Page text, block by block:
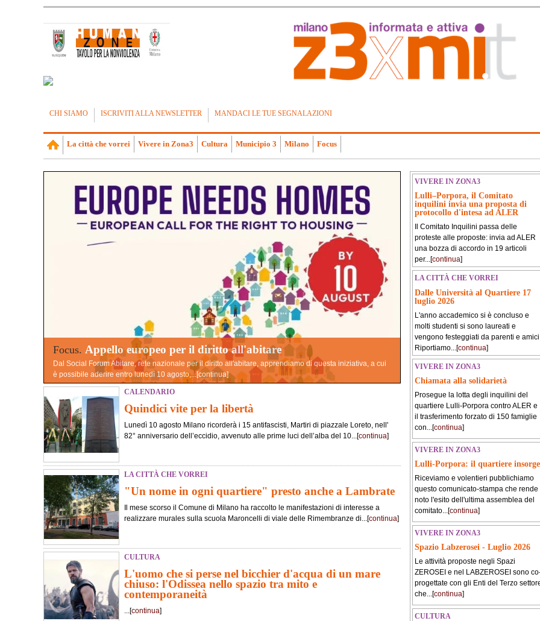
CHI SIAMO ISCRIVITI ALLA NEWSLETTER MANDACI LE TUE SEGNALAZIONI
La città che vorrei Vivere in Zona3 Cultura Municipio 3 Milano Focus
Focus. Appello europeo per il diritto all'abitare
Dal Social Forum Abitare, rete nazionale per il diritto all'abitare, apprendiamo di questa iniziativa, a cui
è possibile aderire entro lunedì 10 agosto,...[continua]
CALENDARIO
Quindici vite per la libertà
Lunedì 10 agosto Milano ricorderà i 15 antifascisti, Martiri di piazzale Loreto, nell'
82° anniversario dell’eccidio, avvenuto alle prime luci dell’alba del 10...[continua]
LA CITTÀ CHE VORREI
"Un nome in ogni quartiere" presto anche a Lambrate
Il mese scorso il Comune di Milano ha raccolto le manifestazioni di interesse a
realizzare murales sulla scuola Maroncelli di viale delle Rimembranze di...[continua]
CULTURA
L'uomo che si perse nel bicchier d'acqua di un mare
chiuso: l'Odissea nello spazio tra mito e
contemporaneità
...[continua]
VIVERE IN ZONA3
Lulli–Porpora, il Comitato
inquilini invia una proposta di
protocollo d'intesa ad ALER
Il Comitato Inquilini passa delle
proteste alle proposte: invia ad ALER
una bozza di accordo in 19 articoli
per...[continua]
LA CITTÀ CHE VORREI
Dalle Università al Quartiere 17
luglio 2026
L'anno accademico si è concluso e
molti studenti si sono laureati e
vengono festeggiati da parenti e
Riportiamo...[continua]
VIVERE IN ZONA3
Chiamata alla solidarietà
Prosegue la lotta degli inquilini del
quartiere Lulli-Porpora contro ALER e
il trasferimento forzato di 150 famiglie
con...[continua]
VIVERE IN ZONA3
Lulli-Porpora: il quartiere insorge
Riceviamo e volentieri pubblichiamo
questo comunicato-stampa che rende
noto l'esito dell'ultima assemblea del
comitato...[continua]
VIVERE IN ZONA3
Spazio Labzerosei - Luglio 2026
Le attività proposte negli Spazi
ZEROSEI e nel LABZEROSEI sono
progettate con gli Enti del Terzo
che...[continua]
CULTURA